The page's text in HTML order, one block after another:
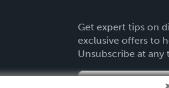
Get expert tips on
exclusive offers to
Unsubscribe at any